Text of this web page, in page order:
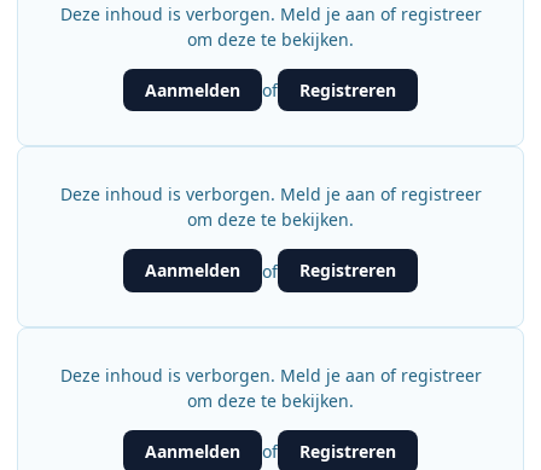
Deze inhoud is verborgen. Meld je aan of registreer
om deze te bekijken.
Aanmelden of Registreren
Deze inhoud is verborgen. Meld je aan of registreer
om deze te bekijken.
Aanmelden of Registreren
Deze inhoud is verborgen. Meld je aan of registreer
om deze te bekijken.
Aanmelden of Registreren